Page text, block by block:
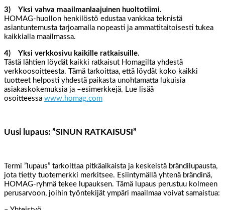
3) Yksi vahva maailmanlaajuinen huoltotiimi.
HOMAG-huollon henkilöstö edustaa vankkaa teknistä
asiantuntemusta tarjoamalla nopeasti ja ammattitaitoisesti tukea
kaikkialla maailmassa.
4) Yksi verkkosivu kaikille ratkaisuille.
Tästä lähtien löydät kaikki ratkaisut Homagilta yhdestä
verkkoosoitteesta. Tämä tarkoittaa, että löydät koko kaikki
tuotteet helposti yhdestä paikasta unohtamatta lukuisia
asiakaskokemuksia ja –esimerkkejä. Lue lisää
osoitteessa www.homag.com
Uusi lupaus: ”SINUN RATKAISUSI”
Termi ”lupaus” tarkoittaa pitkäaikaista ja keskeistä brändilupausta,
jota tietty tuotemerkki merkitsee. Esiintymällä yhtenä brändinä,
HOMAG-ryhmä tekee lupauksen. Tämä lupaus perustuu kolmeen
perusarvoon, joihin työntekijät ympäri maailmaa voivat samaistua: